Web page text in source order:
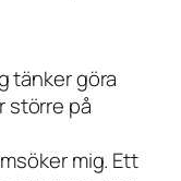
tänker göra
större på
mig. Ett